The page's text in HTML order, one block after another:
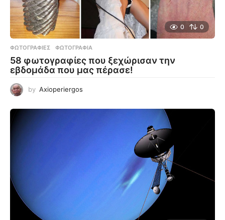
0 0
ΦΩΤΟΓΡΑΦΊΕΣ ΦΩΤΟΓΡΑΦΊΑ
58 φωτογραφίες που ξεχώρισαν την
εβδομάδα που μας πέρασε!
by Axioperiergos